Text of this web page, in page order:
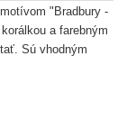
"Bradbury -
a farebným
Sú vhodným